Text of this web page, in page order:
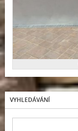
VYHLEDÁVÁNÍ